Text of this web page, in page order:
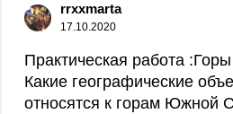
rrxxmarta
17.10.2020
Практическая работа
Какие географические
относятся к горам Южной